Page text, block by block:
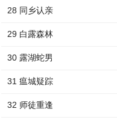
28 同乡认亲
29 白露森林
30 露湖蛇男
31 瘟城疑踪
32 师徒重逢